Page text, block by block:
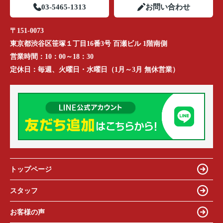
03-5465-1313 お問い合わせ
〒151-0073
東京都渋谷区笹塚１丁目16番3号 百瀬ビル 1階南側
営業時間： 10：00～18：30
定休日： 毎週、火曜日・水曜日（1月～3月 無休営業）
トップページ
スタッフ
お客様の声